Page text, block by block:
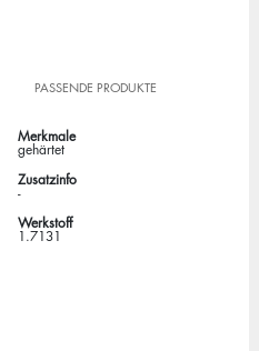
PASSENDE PRODUKTE
Merkmale
gehärtet
Zusatzinfo
-
Werkstoff
1.7131